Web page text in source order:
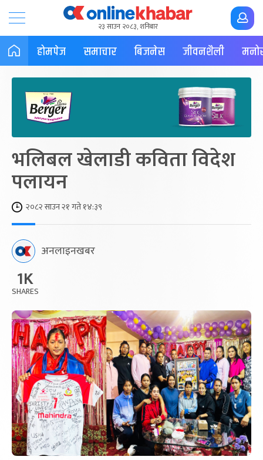
२३ साउन २०८३, शनिबार
होमपेज समाचार बिजनेस जीवनशैली
भलिबल खेलाडी कविता विदेश
पलायन
२०८२ साउन २१ गते १४:३९
अनलाइनखबर
1K
SHARES